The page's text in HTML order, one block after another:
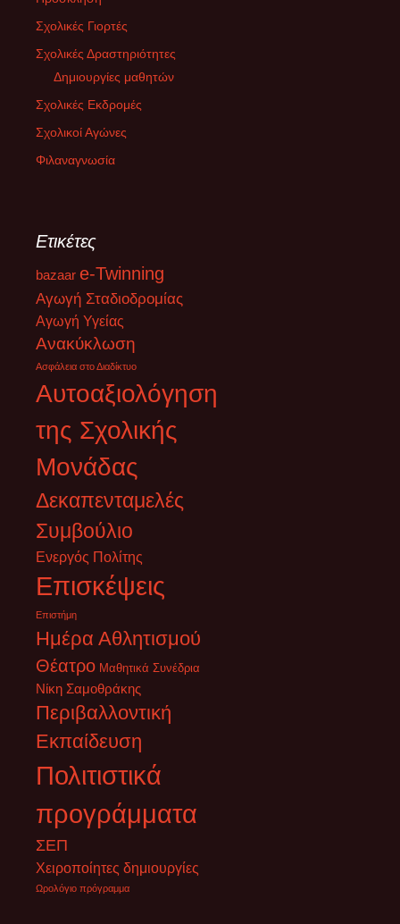
Σχολικές Γιορτές
Σχολικές Δραστηριότητες
Δημιουργίες μαθητών
Σχολικές Εκδρομές
Σχολικοί Αγώνες
Φιλαναγνωσία
Ετικέτες
bazaar e-Twinning
Αγωγή Σταδιοδρομίας
Αγωγή Υγείας
Ανακύκλωση
Ασφάλεια στο Διαδίκτυο
Αυτοαξιολόγηση
της Σχολικής
Μονάδας
Δεκαπενταμελές
Συμβούλιο
Ενεργός Πολίτης
Επισκέψεις
Επιστήμη
Ημέρα Αθλητισμού
Θέατρο Μαθητικά Συνέδρια
Νίκη Σαμοθράκης
Περιβαλλοντική
Εκπαίδευση
Πολιτιστικά
προγράμματα
ΣΕΠ
Χειροποίητες δημιουργίες
Ωρολόγιο πρόγραμμα